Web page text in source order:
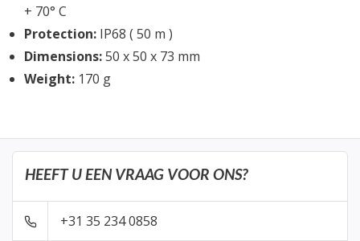
+ 70° C
Protection: IP68 ( 50 m )
Dimensions:50 x 50 x 73 mm
Weight: 170 g
HEEFT U EEN VRAAG VOOR ONS?
+31 35 234 0858